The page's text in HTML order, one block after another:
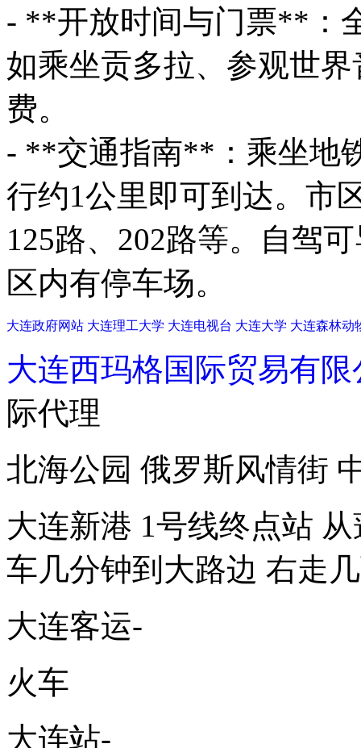
- **开放时间与门票**：
如乘坐贡多拉、参观世
费。
- **交通指南**：乘坐地
行约1公里即可到达。市
125路、202路等。自驾
区内有停车场。
大连政府网站 大连理工大学 大连电视台 大连大学 大连森林动
大连西玛格国际贸易有限
际代理
北海公园 俄罗斯风情街
大连新港 1号线终点站
车几分钟到大路边 右走
大连客运-
火车
大连站-